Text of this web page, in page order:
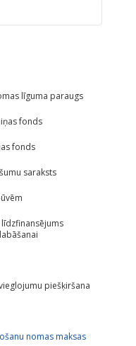
līguma paraugs
fonds
fonds
saraksts
piešķiršana
nomas maksas